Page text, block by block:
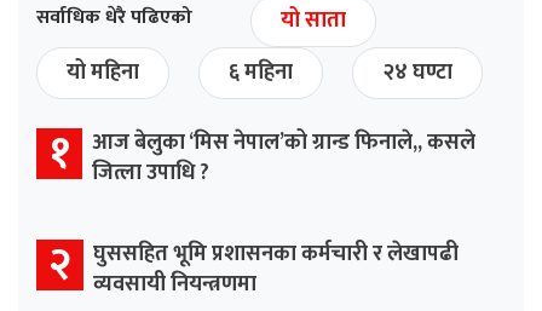
सर्वाधिक धेरै पढिएको
यो साता
यो महिना
६ महिना २४ घण्टा
१ आज बेलुका ‘मिस नेपाल’को ग्रान्ड फिनाले,, कसले
जित्ला उपाधि ?
२ घुससहित भूमि प्रशासनका कर्मचारी र लेखापढी
व्यवसायी नियन्त्रणमा